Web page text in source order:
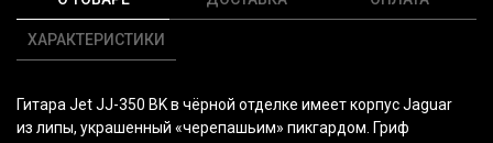
ХАРАКТЕРИСТИКИ
Гитара Jet JJ-350 BK в чёрной отделке имеет корпус Jaguar
из липы, украшенный «черепашьим» пикгардом. Гриф